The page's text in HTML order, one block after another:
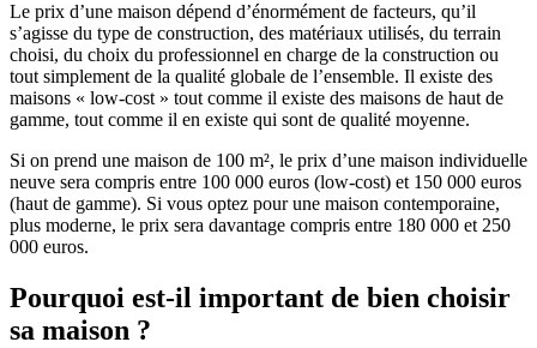
Le prix d’une maison dépend d’énormément de facteurs, qu’il
s’agisse du type de construction, des matériaux utilisés, du terrain
choisi, du choix du professionnel en charge de la construction ou
tout simplement de la qualité globale de l’ensemble. Il existe des
maisons « low-cost » tout comme il existe des maisons de haut de
gamme, tout comme il en existe qui sont de qualité moyenne.
Si on prend une maison de 100 m², le prix d’une maison individuelle
neuve sera compris entre 100 000 euros (low-cost) et 150 000 euros
(haut de gamme). Si vous optez pour une maison contemporaine,
plus moderne, le prix sera davantage compris entre 180 000 et 250
000 euros.
Pourquoi est-il important de bien choisir
sa maison ?